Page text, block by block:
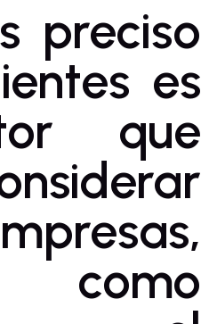
preciso
es
que
como